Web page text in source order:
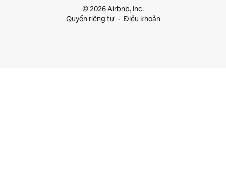
© 2026 Airbnb, Inc.
Quyền riêng tư
Điều khoản